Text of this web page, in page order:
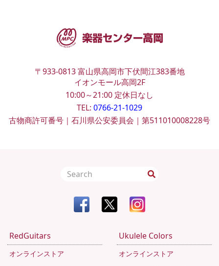
〒933-0813 富山県高岡市下伏間江383番地
イオンモール高岡2F
10:00～21:00 定休日なし
TEL: 0766-21-1029
古物商許可番号｜石川県公安委員会｜第511010008228号
RedGuitars
オンラインストア
Ukulele Colors
オンラインストア